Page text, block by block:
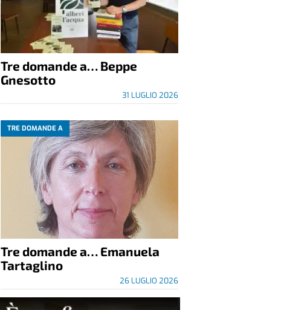
Tre domande a… Beppe
Gnesotto
31 LUGLIO 2026
TRE DOMANDE A
Tre domande a… Emanuela
Tartaglino
26 LUGLIO 2026